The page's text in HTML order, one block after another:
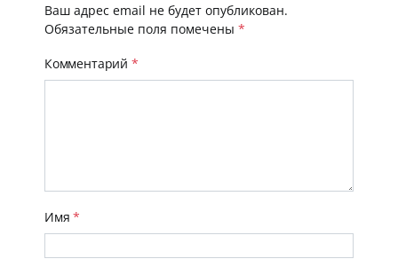
Ваш адрес email не будет опубликован.
Обязательные поля помечены *
Комментарий *
Имя*